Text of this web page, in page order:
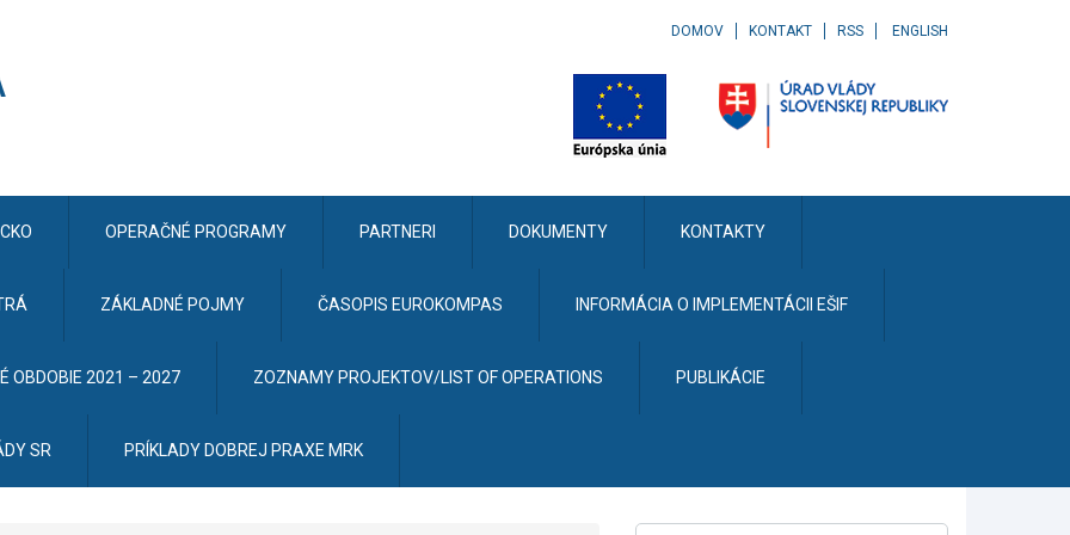
DOMOV KONTAKT RSS ENGLISH
CKO OPERAČNÉ PROGRAMY PARTNERI DOKUMENTY KONTAKTY
ZÁKLADNÉ POJMY ČASOPIS EUROKOMPAS INFORMÁCIA O IMPLEMENTÁCII EŠIF
OBDOBIE 2021 – 2027 ZOZNAMY PROJEKTOV/LIST OF OPERATIONS PUBLIKÁCIE
SR PRÍKLADY DOBREJ PRAXE MRK